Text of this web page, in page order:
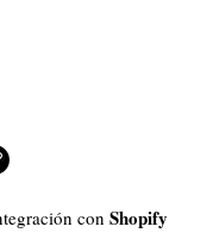
con Shopify